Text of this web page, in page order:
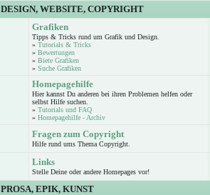
DESIGN, WEBSITE, COPYRIGHT
Grafiken
Tipps & Tricks rund um Grafik und Design.
» Tutorials & Tricks
» Bewertungen
» Biete Grafiken
» Suche Grafiken
Homepagehilfe
Hier kannst Du anderen bei ihren Problemen helfen oder
selbst Hilfe suchen.
» Tutorials und FAQ
» Homepagehilfe - Archiv
Fragen zum Copyright
Hilfe rund ums Thema Copyright.
Links
Stelle Deine oder andere Homepages vor!
PROSA, EPIK, KUNST